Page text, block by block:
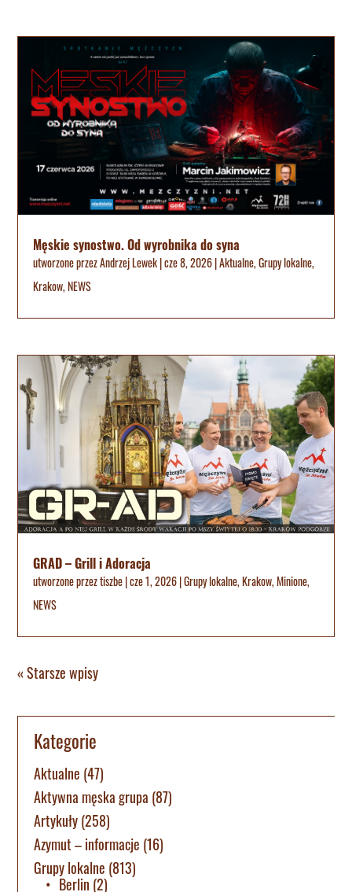
Męskie synostwo. Od wyrobnika do syna
utworzone przezAndrzej Lewek|cze 8, 2026|Aktualne,Grupy lokalne,
Krakow,NEWS
GRAD – Grill i Adoracja
utworzone przeztiszbe|cze 1, 2026|Grupy lokalne,Krakow,Minione,
NEWS
« Starsze wpisy
Kategorie
Aktualne (47)
Aktywna męska grupa (87)
Artykuły(258)
Azymut – informacje (16)
Grupy lokalne (813)
Berlin (2)